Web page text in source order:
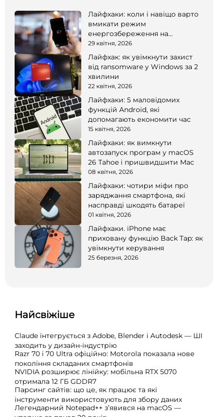
Лайфхаки: коли і навіщо варто
вмикати режим
енергозбереження на
смартфоні
29 квітня, 2026
Лайфхак: як увімкнути захист
від ransomware у Windows за 2
хвилини
22 квітня, 2026
Лайфхаки: 5 маловідомих
функцій Android, які
допомагають економити час
15 квітня, 2026
Лайфхаки: як вимкнути
автозапуск програм у macOS
26 Tahoe і пришвидшити Mac
08 квітня, 2026
Лайфхаки: чотири міфи про
заряджання смартфона, які
насправді шкодять батареї
01 квітня, 2026
Лайфхаки. iPhone має
приховану функцію Back Tap: як
увімкнути керування
25 березня, 2026
Найсвіжіше
Claude інтегрується з Adobe, Blender і Autodesk — ШІ
заходить у дизайн-індустрію
Razr 70 і 70 Ultra офіційно: Motorola показала нове
покоління складаних смартфонів
NVIDIA розширює лінійку: мобільна RTX 5070
отримала 12 ГБ GDDR7
Парсинг сайтів: що це, як працює та які
інструменти використовують для збору даних
Легендарний Notepad++ з’явився на macOS —